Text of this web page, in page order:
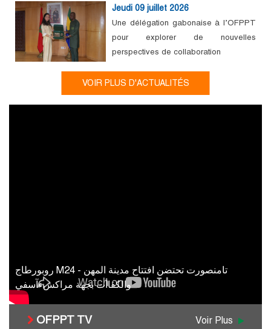
Jeudi 09 juillet 2026
Une délégation gabonaise à l’OFPPT
pour explorer de nouvelles
perspectives de collaboration
VOIR PLUS D'ACTUALITÉS
روبورطاج M24 - تامنصورت تحتضن افتتاح مدينة المهن
والكفاأت بجهة مراكشءآسفي
OFPPT TV Voir Plus